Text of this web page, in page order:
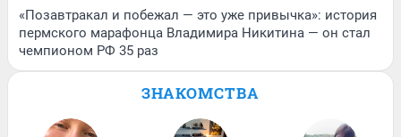
«Позавтракал и побежал — это уже привычка»: история
пермского марафонца Владимира Никитина — он стал
чемпионом РФ 35 раз
ЗНАКОМСТВА